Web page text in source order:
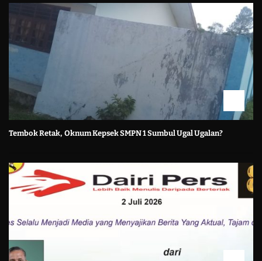
Tembok Retak, Oknum Kepsek SMPN 1 Sumbul Ugal Ugalan?